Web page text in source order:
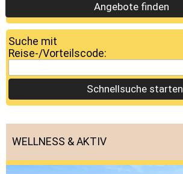
Angebote finden
Suche mit
Reise-/Vorteilscode:
Schnellsuche starten
WELLNESS & AKTIV